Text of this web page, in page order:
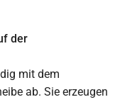
der
mit dem
ab. Sie erzeugen